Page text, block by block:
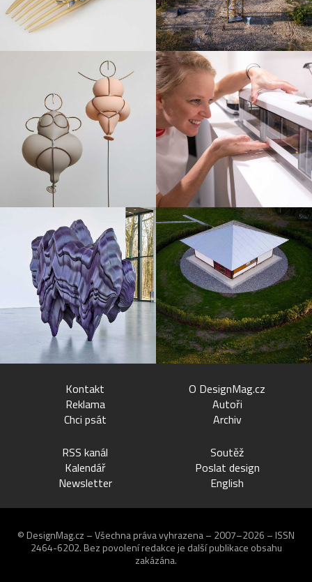
Kontakt
Reklama
Chci psát
O DesignMag.cz
Autoři
Archiv
RSS kanál
Kalendář
Newsletter
Soutěž
Poslat design
English
© DesignMag.cz – Všechna práva vyhrazena – 2007–2026 – ISSN
2464-6202. Bez povolení redakce je další publikace obsahu
zakázána.